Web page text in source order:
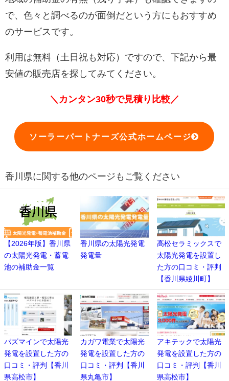
で、色々と調べるのが面倒だという方にもおすすめ
のサービスです。
利用は無料（土日祝も対応）ですので、下記から最
安値の販売店を探してみてください。
＼カンタン30秒で見積り比較／
ソーラーパートナーズ公式ホームページ
香川県に関する他のページもご覧ください
【2026年版】香川県
の太陽光発電・蓄電
池の補助金一覧
香川県の太陽光発電
発電量
高松セラミックスで
太陽光発電を設置し
た方の口コミ・評判
【香川県綾川町】
パズマインで太陽光
発電を設置した方の
口コミ・評判【香川
県高松市】
カガワ電業で太陽光
発電を設置した方の
口コミ・評判【香川
県丸亀市】
アキテックで太陽光
発電を設置した方の
口コミ・評判【香川
県高松市】